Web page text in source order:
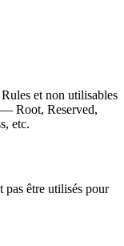
et non utilisables
— Root, Reserved,
etc.
pas être utilisés pour